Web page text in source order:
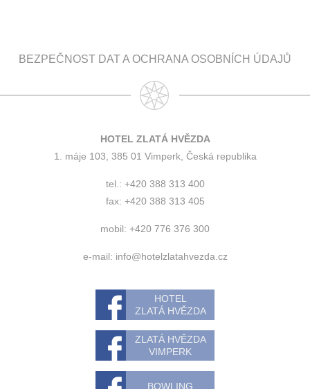
BEZPEČNOST DAT A OCHRANA OSOBNÍCH ÚDAJŮ
HOTEL ZLATÁ HVĚZDA
1. máje 103, 385 01 Vimperk, Česká republika
tel.: +420 388 313 400
fax: +420 388 313 405
mobil: +420 776 376 300
e-mail: info@hotelzlatahvezda.cz
HOTEL
ZLATÁ HVĚZDA
ZLATÁ HVĚZDA
VIMPERK
BOWLING